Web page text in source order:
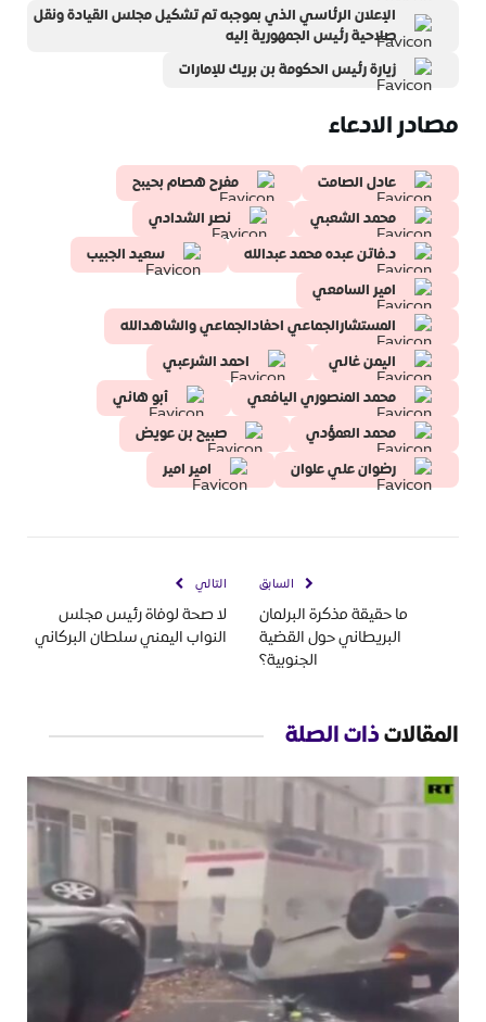
الإعلان الرئاسي الذي بموجبه تم تشكيل مجلس القيادة ونقل
صلاحية رئيس الجمهورية إليه
زيارة رئيس الحكومة بن بريك للإمارات
مصادر الادعاء
عادل الصامت
مفرح هصام بحيبح
محمد الشعبي
نصر الشدادي
د.فاتن عبده محمد عبدالله
سعيد الجبيب
امير السامعي
المستشارالجماعي احفادالجماعي والشاهدالله
اليمن غالي
احمد الشرعبي
محمد المنصوري اليافعي
أبو هاني
محمد العمؤدي
صبيح بن عويض
رضوان علي علوان
امير امير
السابق
ما حقيقة مذكرة البرلمان
البريطاني حول القضية
الجنوبية؟
التالي
لا صحة لوفاة رئيس مجلس
النواب اليمني سلطان البركاني
المقالاتذات الصلة